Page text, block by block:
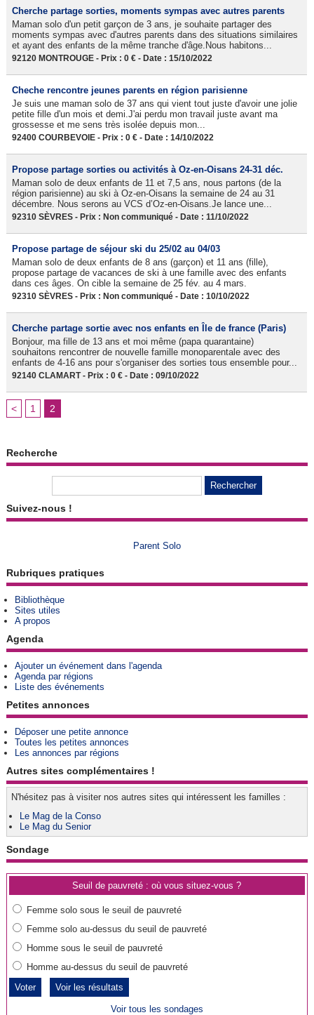
Cherche partage sorties, moments sympas avec autres parents
Maman solo d'un petit garçon de 3 ans, je souhaite partager des
moments sympas avec d'autres parents dans des situations similaires
et ayant des enfants de la même tranche d'âge.Nous habitons...
92120 MONTROUGE - Prix : 0 € - Date : 15/10/2022
Cheche rencontre jeunes parents en région parisienne
Je suis une maman solo de 37 ans qui vient tout juste d'avoir une jolie
petite fille d'un mois et demi.J'ai perdu mon travail juste avant ma
grossesse et me sens très isolée depuis mon...
92400 COURBEVOIE - Prix : 0 € - Date : 14/10/2022
Propose partage sorties ou activités à Oz-en-Oisans 24-31 déc.
Maman solo de deux enfants de 11 et 7,5 ans, nous partons (de la
région parisienne) au ski à Oz-en-Oisans la semaine de 24 au 31
décembre. Nous serons au VCS d’Oz-en-Oisans.Je lance une...
92310 SÈVRES - Prix : Non communiqué - Date : 11/10/2022
Propose partage de séjour ski du 25/02 au 04/03
Maman solo de deux enfants de 8 ans (garçon) et 11 ans (fille),
propose partage de vacances de ski à une famille avec des enfants
dans ces âges. On cible la semaine de 25 fév. au 4 mars.
92310 SÈVRES - Prix : Non communiqué - Date : 10/10/2022
Cherche partage sortie avec nos enfants en Île de france (Paris)
Bonjour, ma fille de 13 ans et moi même (papa quarantaine)
souhaitons rencontrer de nouvelle famille monoparentale avec des
enfants de 4-16 ans pour s'organiser des sorties tous ensemble pour...
92140 CLAMART - Prix : 0 € - Date : 09/10/2022
< 1 2
Recherche
Suivez-nous !
Parent Solo
Rubriques pratiques
Bibliothèque
Sites utiles
A propos
Agenda
Ajouter un événement dans l'agenda
Agenda par régions
Liste des événements
Petites annonces
Déposer une petite annonce
Toutes les petites annonces
Les annonces par régions
Autres sites complémentaires !
N'hésitez pas à visiter nos autres sites qui intéressent les familles :
Le Mag de la Conso
Le Mag du Senior
Sondage
Seuil de pauvreté : où vous situez-vous ?
Femme solo sous le seuil de pauvreté
Femme solo au-dessus du seuil de pauvreté
Homme sous le seuil de pauvreté
Homme au-dessus du seuil de pauvreté
Voir les résultats
Voir tous les sondages